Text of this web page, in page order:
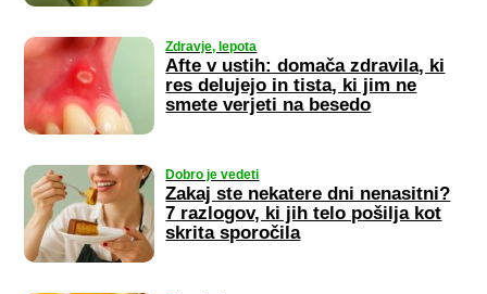
Zdravje, lepota
Afte v ustih: domača zdravila, ki
res delujejo in tista, ki jim ne
smete verjeti na besedo
Dobro je vedeti
Zakaj ste nekatere dni nenasitni?
7 razlogov, ki jih telo pošilja kot
skrita sporočila